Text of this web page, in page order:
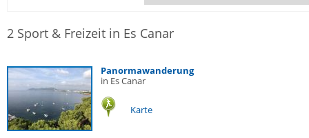
2 Sport & Freizeit in Es Canar
Panormawanderung
in Es Canar
Karte